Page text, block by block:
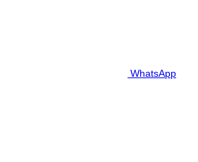
WhatsApp